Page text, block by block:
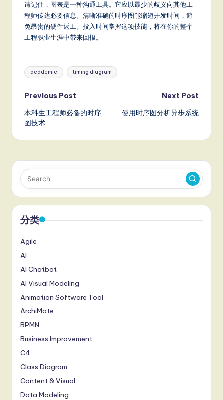
请记住，图表是一种沟通工具。它应以最少的歧义向其他工
程师传达必要信息。清晰准确的时序图能缩短开发时间，避
免昂贵的硬件返工。投入时间掌握这项技能，将在你的整个
工程职业生涯中带来回报。
Tags:
academic timing diagram
Post
navigation
Previous Post
本科生工程师必备的时序
图技术
Next Post
使用时序图分析异步系统
分类
Agile
AI
AI Chatbot
AI Visual Modeling
Animation Software Tool
ArchiMate
BPMN
Business Improvement
C4
Class Diagram
Content & Visual
Data Modeling